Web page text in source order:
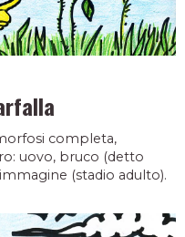
completa,
uovo, bruco (detto
(stadio adulto).